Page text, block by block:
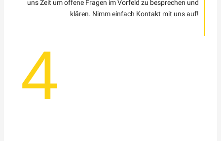
uns Zeit um offene Fragen im Vorfeld zu besprechen und
klären. Nimm einfach Kontakt mit uns auf!
4